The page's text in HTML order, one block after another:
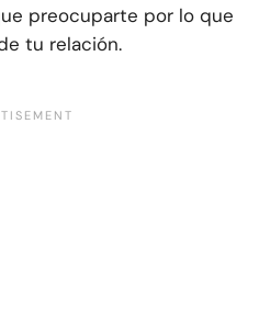
preocuparte por lo que
tu relación.